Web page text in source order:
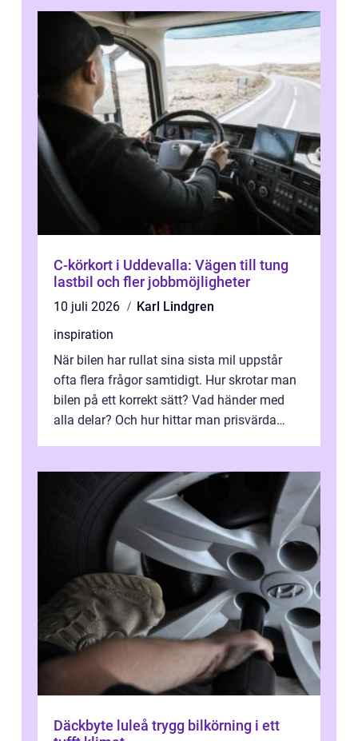
C-körkort i Uddevalla: Vägen till tung
lastbil och fler jobbmöjligheter
10 juli 2026
Karl Lindgren
inspiration
När bilen har rullat sina sista mil uppstår
ofta flera frågor samtidigt. Hur skrotar man
bilen på ett korrekt sätt? Vad händer med
alla delar? Och hur hittar man prisvärda
Däckbyte luleå trygg bilkörning i ett